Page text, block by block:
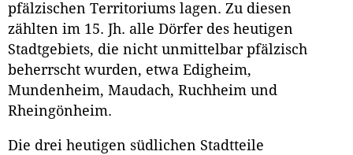
pfälzischen Territoriums lagen. Zu diesen
zählten im 15. Jh. alle Dörfer des heutigen
Stadtgebiets, die nicht unmittelbar pfälzisch
beherrscht wurden, etwa Edigheim,
Mundenheim, Maudach, Ruchheim und
Rheingönheim.
Die drei heutigen südlichen Stadtteile